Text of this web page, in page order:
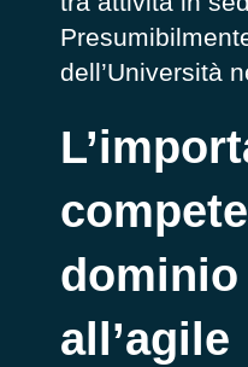
dell’Università
dominio
all’agile